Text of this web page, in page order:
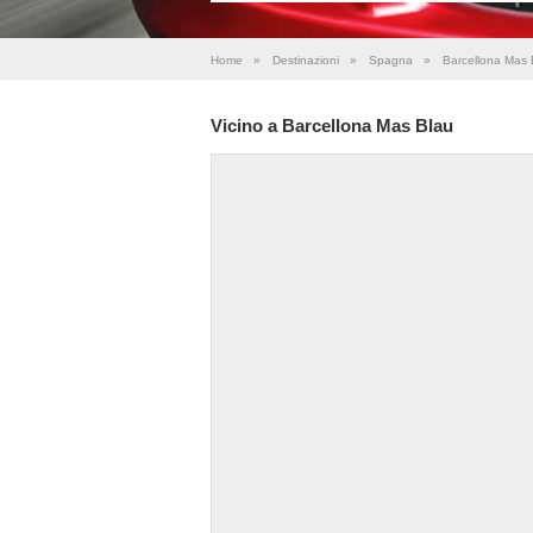
Home » Destinazioni » Spagna » Barcellona Mas
Vicino a Barcellona Mas Blau